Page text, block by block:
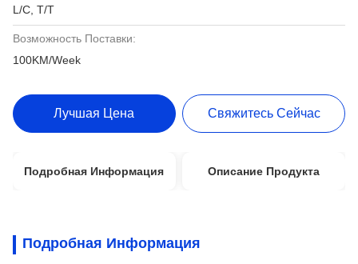
L/C, T/T
Возможность Поставки:
100KM/Week
Лучшая Цена Свяжитесь Сейчас
Подробная Информация Описание Продукта
Подробная Информация